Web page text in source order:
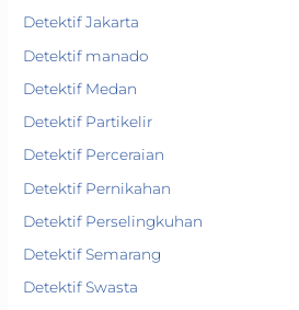
Detektif Jakarta
Detektif manado
Detektif Medan
Detektif Partikelir
Detektif Perceraian
Detektif Pernikahan
Detektif Perselingkuhan
Detektif Semarang
Detektif Swasta